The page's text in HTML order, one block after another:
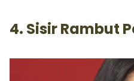
4. Sisir Rambut